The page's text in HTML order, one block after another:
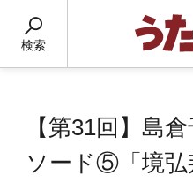
検索
【第31回】島
ソード⑤「境弘